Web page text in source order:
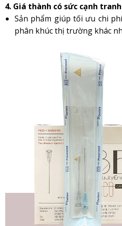
4. Giá thành có sức cạnh
Sản phẩm giúp tối ưu chi
phân khúc thị trường khác